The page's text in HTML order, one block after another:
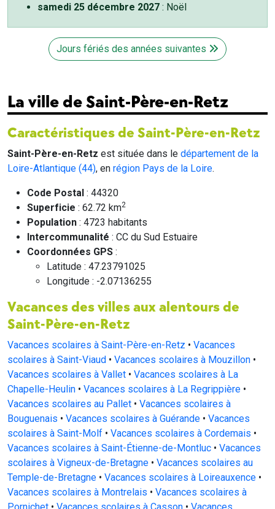
samedi 25 décembre 2027 : Noël
Jours fériés des années suivantes
La ville de Saint-Père-en-Retz
Caractéristiques de Saint-Père-en-Retz
Saint-Père-en-Retz est située dans le département de la
Loire-Atlantique (44), en région Pays de la Loire.
Code Postal : 44320
Superficie : 62.72 km2
Population : 4723 habitants
Intercommunalité : CC du Sud Estuaire
Coordonnées GPS :
Latitude : 47.23791025
Longitude : -2.07136255
Vacances des villes aux alentours de
Saint-Père-en-Retz
Vacances scolaires à Saint-Père-en-Retz • Vacances
scolaires à Saint-Viaud • Vacances scolaires à Mouzillon •
Vacances scolaires à Vallet • Vacances scolaires à La
Chapelle-Heulin • Vacances scolaires à La Regrippière •
Vacances scolaires au Pallet • Vacances scolaires à
Bouguenais • Vacances scolaires à Guérande • Vacances
scolaires à Saint-Molf • Vacances scolaires à Cordemais •
Vacances scolaires à Saint-Étienne-de-Montluc • Vacances
scolaires à Vigneux-de-Bretagne • Vacances scolaires au
Temple-de-Bretagne • Vacances scolaires à Loireauxence •
Vacances scolaires à Montrelais • Vacances scolaires à